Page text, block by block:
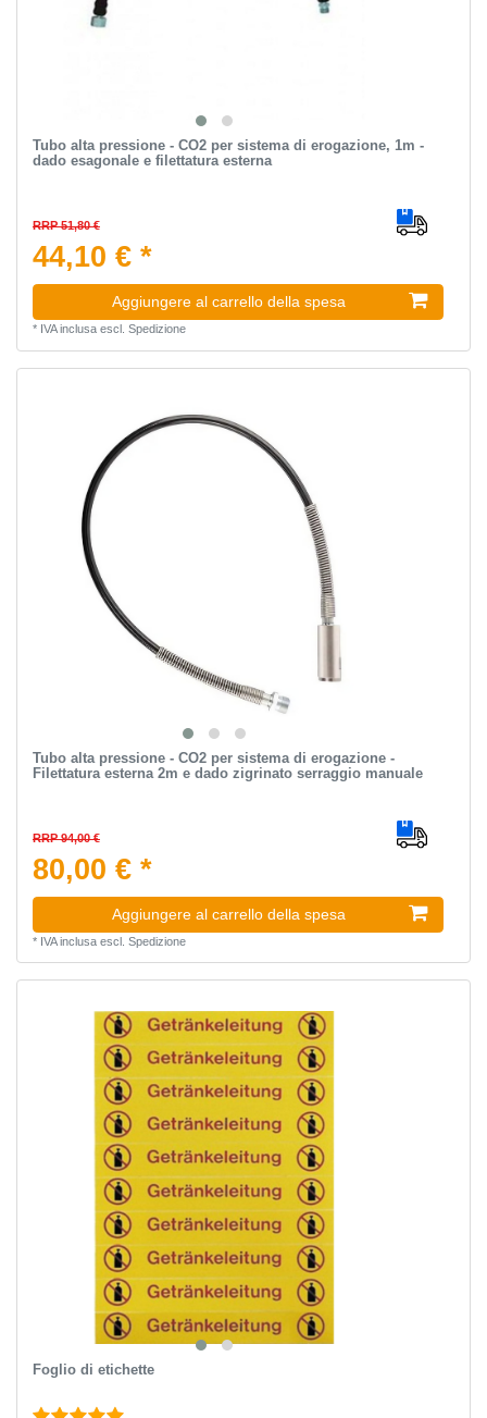
Tubo alta pressione - CO2 per sistema di erogazione, 1m -
dado esagonale e filettatura esterna
RRP 51,80 €
44,10 € *
Aggiungere al carrello della spesa
* IVA inclusaescl. Spedizione
Tubo alta pressione - CO2 per sistema di erogazione -
Filettatura esterna 2m e dado zigrinato serraggio manuale
RRP 94,00 €
80,00 € *
Aggiungere al carrello della spesa
* IVA inclusaescl. Spedizione
Foglio di etichette